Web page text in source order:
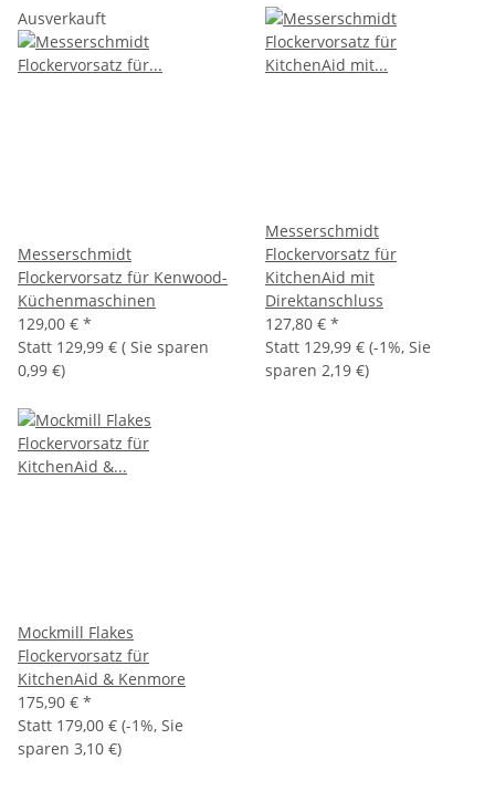
Ausverkauft
Messerschmidt
Flockervorsatz für Kenwood-
Küchenmaschinen
129,00 € *
Statt 129,99 € ( Sie sparen
0,99 €)
Messerschmidt
Flockervorsatz für
KitchenAid mit
Direktanschluss
127,80 € *
Statt 129,99 € (-1%, Sie
sparen 2,19 €)
Mockmill Flakes
Flockervorsatz für
KitchenAid & Kenmore
175,90 € *
Statt 179,00 € (-1%, Sie
sparen 3,10 €)